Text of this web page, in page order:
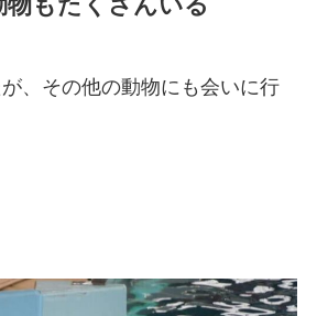
もたくさんいる
、その他の動物にも会いに行